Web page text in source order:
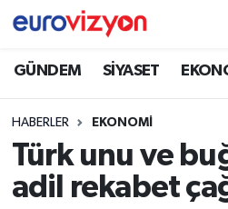
GÜNDEM SİYASET
HABERLER EKONOMİ
Türk unu ve
adil rekabet